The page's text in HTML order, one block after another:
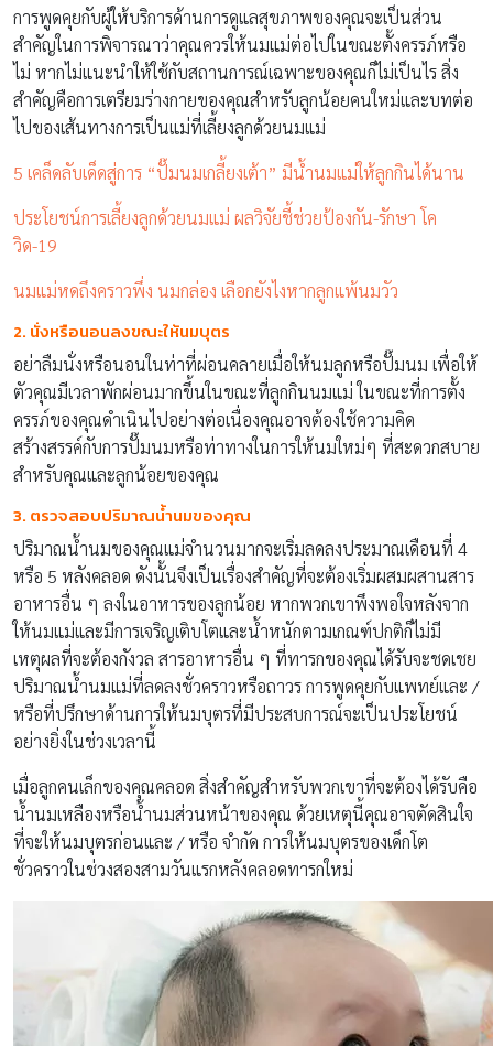
การพูดคุยกับผู้ให้บริการด้านการดูแลสุขภาพของคุณจะเป็นส่วน
สำคัญในการพิจารณาว่าคุณควรให้นมแม่ต่อไปในขณะตั้งครรภ์หรือ
ไม่ หากไม่แนะนำให้ใช้กับสถานการณ์เฉพาะของคุณก็ไม่เป็นไร สิ่ง
สำคัญคือการเตรียมร่างกายของคุณสำหรับลูกน้อยคนใหม่และบทต่อ
ไปของเส้นทางการเป็นแม่ที่เลี้ยงลูกด้วยนมแม่
5 เคล็ดลับเด็ดสู่การ “ปั๊มนมเกลี้ยงเต้า” มีน้ำนมแม่ให้ลูกกินได้นาน
ประโยชน์การเลี้ยงลูกด้วยนมแม่ ผลวิจัยชี้ช่วยป้องกัน-รักษา โค
วิด-19
นมแม่หดถึงคราวพึ่ง นมกล่อง เลือกยังไงหากลูกแพ้นมวัว
2. นั่งหรือนอนลงขณะให้นมบุตร
อย่าลืมนั่งหรือนอนในท่าที่ผ่อนคลายเมื่อให้นมลูกหรือปั๊มนม เพื่อให้
ตัวคุณมีเวลาพักผ่อนมากขึ้นในขณะที่ลูกกินนมแม่ ในขณะที่การตั้ง
ครรภ์ของคุณดำเนินไปอย่างต่อเนื่องคุณอาจต้องใช้ความคิด
สร้างสรรค์กับการปั๊มนมหรือท่าทางในการให้นมใหม่ๆ ที่สะดวกสบาย
สำหรับคุณและลูกน้อยของคุณ
3. ตรวจสอบปริมาณน้ำนมของคุณ
ปริมาณน้ำนมของคุณแม่จำนวนมากจะเริ่มลดลงประมาณเดือนที่ 4
หรือ 5 หลังคลอด ดังนั้นจึงเป็นเรื่องสำคัญที่จะต้องเริ่มผสมผสานสาร
อาหารอื่น ๆ ลงในอาหารของลูกน้อย หากพวกเขาพึงพอใจหลังจาก
ให้นมแม่และมีการเจริญเติบโตและน้ำหนักตามเกณฑ์ปกติก็ไม่มี
เหตุผลที่จะต้องกังวล สารอาหารอื่น ๆ ที่ทารกของคุณได้รับจะชดเชย
ปริมาณน้ำนมแม่ที่ลดลงชั่วคราวหรือถาวร การพูดคุยกับแพทย์และ /
หรือที่ปรึกษาด้านการให้นมบุตรที่มีประสบการณ์จะเป็นประโยชน์
อย่างยิ่งในช่วงเวลานี้
เมื่อลูกคนเล็กของคุณคลอด สิ่งสำคัญสำหรับพวกเขาที่จะต้องได้รับคือ
น้ำนมเหลืองหรือน้ำนมส่วนหน้าของคุณ ด้วยเหตุนี้คุณอาจตัดสินใจ
ที่จะให้นมบุตรก่อนและ / หรือ จำกัด การให้นมบุตรของเด็กโต
ชั่วคราวในช่วงสองสามวันแรกหลังคลอดทารกใหม่